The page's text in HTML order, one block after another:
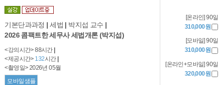
기본단과과정 | 세법 | 박지섭 교수 |
2026 콤팩트한 세무사 세법개론 (박지섭)
<강의시간> 88시간
<제공시간> 132시간
<촬영일> 2026년 05월
모바일샘플
[온라인] 90일
310,000원
[모바일] 90일
310,000원
[온라인+모바일] 90일
320,000원